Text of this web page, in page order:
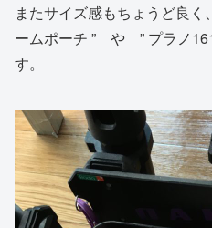
またサイズ感もちょうど良
ームポーチ ” や ” プラノ
す。